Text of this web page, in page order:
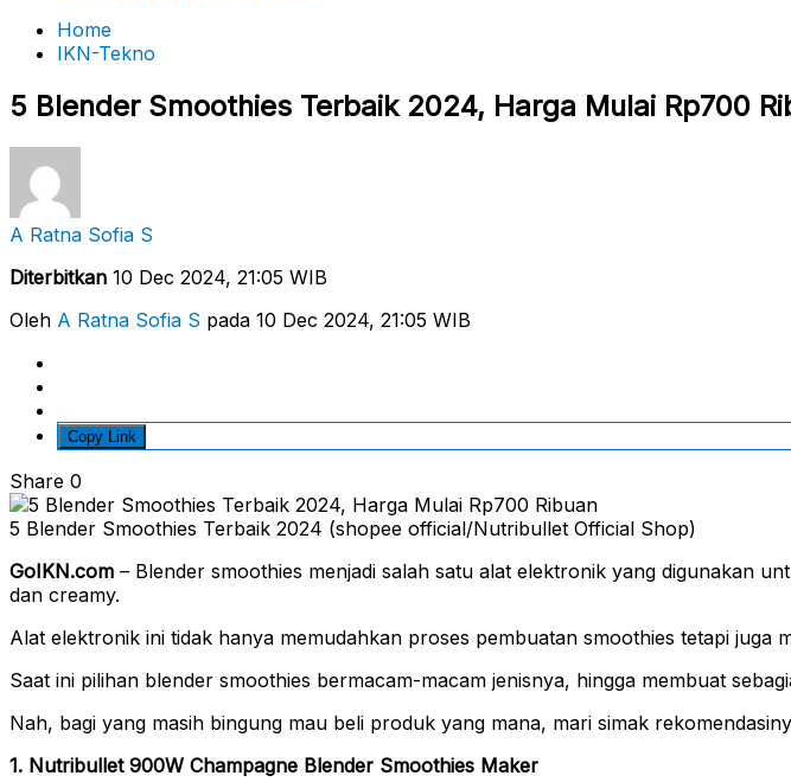
Home
IKN-Tekno
5 Blender Smoothies Terbaik 2024, Harga Mulai Rp700
A Ratna Sofia S
Diterbitkan 10 Dec 2024, 21:05 WIB
Oleh A Ratna Sofia S pada 10 Dec 2024, 21:05 WIB
Copy Link
Share 0
5 Blender Smoothies Terbaik 2024 (shopee official/Nutribullet Official Shop)
GoIKN.com – Blender smoothies menjadi salah satu alat elektronik yang digunakan
dan creamy.
Alat elektronik ini tidak hanya memudahkan proses pembuatan smoothies tetapi juga
Saat ini pilihan blender smoothies bermacam-macam jenisnya, hingga membuat
Nah, bagi yang masih bingung mau beli produk yang mana, mari simak
1. Nutribullet 900W Champagne Blender Smoothies Maker